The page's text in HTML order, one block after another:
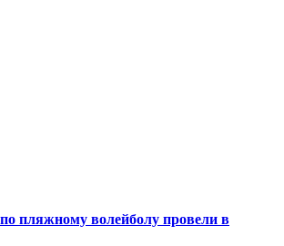
пляжному волейболу провели в